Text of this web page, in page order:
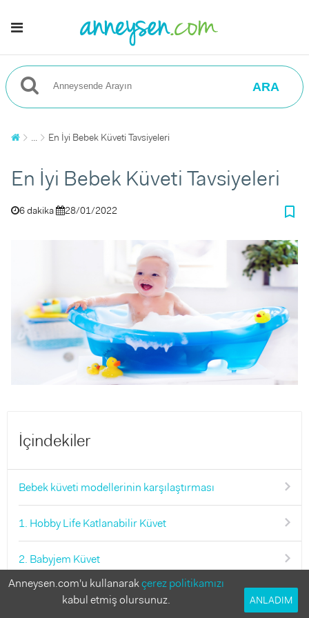
ARA
... En İyi Bebek Küveti Tavsiyeleri
En İyi Bebek Küveti Tavsiyeleri
6 dakika 28/01/2022 bookmark_border
İçindekiler
Bebek küveti modellerinin karşılaştırması
1. Hobby Life Katlanabilir Küvet
2. Babyjem Küvet
3. Chicco Ayaklı Bebek Küveti
Anneysen.com'u kullanarakçerez politikamızı
kabul etmiş olursunuz.
ANLADIM